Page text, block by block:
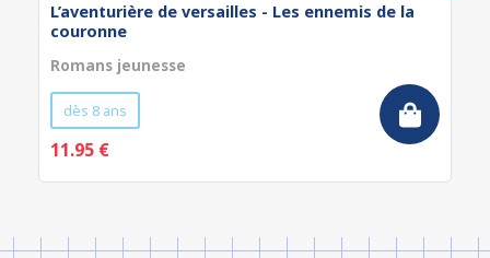
L’aventurière de versailles - Les ennemis de la
couronne
Romans jeunesse
dès 8 ans
11.95 €